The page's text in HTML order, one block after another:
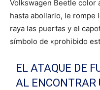
Volkswagen Beetle color
hasta abollarlo, le
raya las puertas y el
símbolo de «prohibido
EL ATAQUE DE
AL ENCONTRAR